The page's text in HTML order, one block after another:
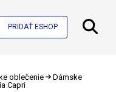
PRIDAŤ ESHOP
oblečenie
Dámske
Capri